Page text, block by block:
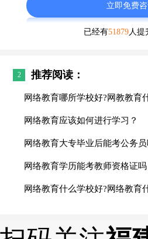
立即免费
已经有51879 人提
2 推荐阅读：
网络教育哪所学校好?网教教育
网络教育应该如何进行学习？
网络教育大专毕业后能考公务员
网络教育学历能考教师资格证吗
网络教育什么学校好?网络教育